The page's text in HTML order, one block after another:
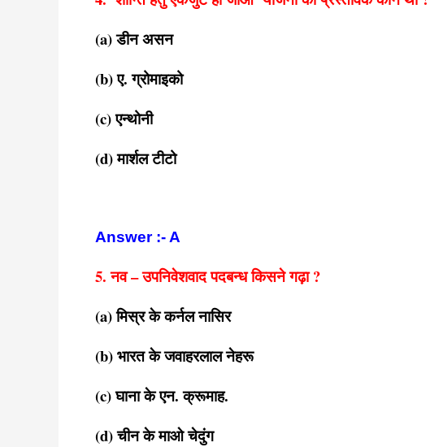
(a) डीन असन
(b) ए. ग्रोमाइको
(c) एन्थोनी
(d) मार्शल टीटो
Answer :- A
5. नव – उपनिवेशवाद पदबन्ध किसने गढ़ा ?
(a) मिस्र के कर्नल नासिर
(b) भारत के जवाहरलाल नेहरू
(c) घाना के एन. क्रूमाह.
(d) चीन के माओ चेदुंग